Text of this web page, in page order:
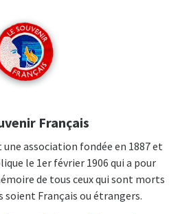
Français
une association fondée en 1887 et
le 1er février 1906 qui a pour
de tous ceux qui sont morts
soient Français ou étrangers.